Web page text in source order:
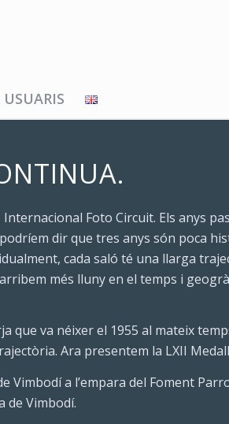
USUARIS
Foto Circuit. Els anys
dir que tres anys són poca
cada saló té una llarga
més lluny en el temps i
que va néixer el 1955 al mateix
Ara presentem la LXII
Vimbodí a l’empara del Foment
de Vimbodí.